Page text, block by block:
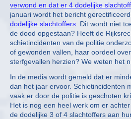
verwond en dat er 4 dodelijke
januari wordt het bericht
dodelijke slachtoffers . Dit wordt niet
de dood opgestaan? Heeft de
schietincidenten van de politie
of gewonden vallen, haar oordeel
sterfgevallen herzien? We weten het
In de media wordt gemeld dat er
dan het jaar ervoor. Schietincidenten
vaak er door de politie is geschoten
Het is nog een heel werk om er
de dodelijke 3 of 4 slachtoffers aan